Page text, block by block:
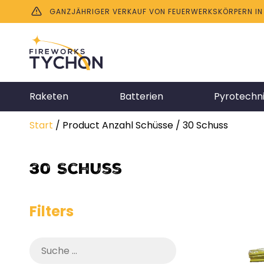
GANZJÄHRIGER VERKAUF VON FEUERWERKSKÖRPERN
Raketen Batterien
Start / Product Anzahl Schüsse / 30 Schuss
30 Schuss
Filters